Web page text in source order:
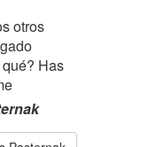
otros
Has